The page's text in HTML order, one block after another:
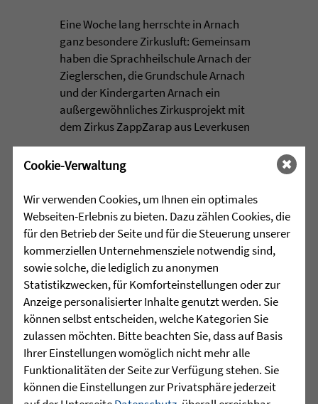
Eine Woche lang herrschte in Arnach
ganz besondere Zirkusluft: Gemeinsam
haben die Sprachheilschule Arnach der
Zieglerschen, die Grundschule Arnach
und der Kindergarten Arnach ein
außergewöhnliches Zirkusprojekt mit
dem Zirkus ZappZarap aus Leverkusen
...
mehr lesen
28.07.2026 | • ALTENHILFE
Zeit füreinander
Beim Klientencafé der Diakonie-
Sozialstation Mössingen standen
Begegnungen, Gespräche und
gemeinsame Momente im ...
mehr lesen
Cookie-Verwaltung
Wir verwenden Cookies, um Ihnen ein optimales
Webseiten-Erlebnis zu bieten. Dazu zählen Cookies, die
für den Betrieb der Seite und für die Steuerung unserer
kommerziellen Unternehmensziele notwendig sind,
sowie solche, die lediglich zu anonymen
Statistikzwecken, für Komforteinstellungen oder zur
Anzeige personalisierter Inhalte genutzt werden. Sie
können selbst entscheiden, welche Kategorien Sie
zulassen möchten. Bitte beachten Sie, dass auf Basis
Ihrer Einstellungen womöglich nicht mehr alle
Funktionalitäten der Seite zur Verfügung stehen. Sie
können die Einstellungen zur Privatsphäre jederzeit